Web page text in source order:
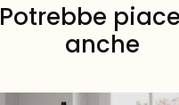
Potrebbe
anche